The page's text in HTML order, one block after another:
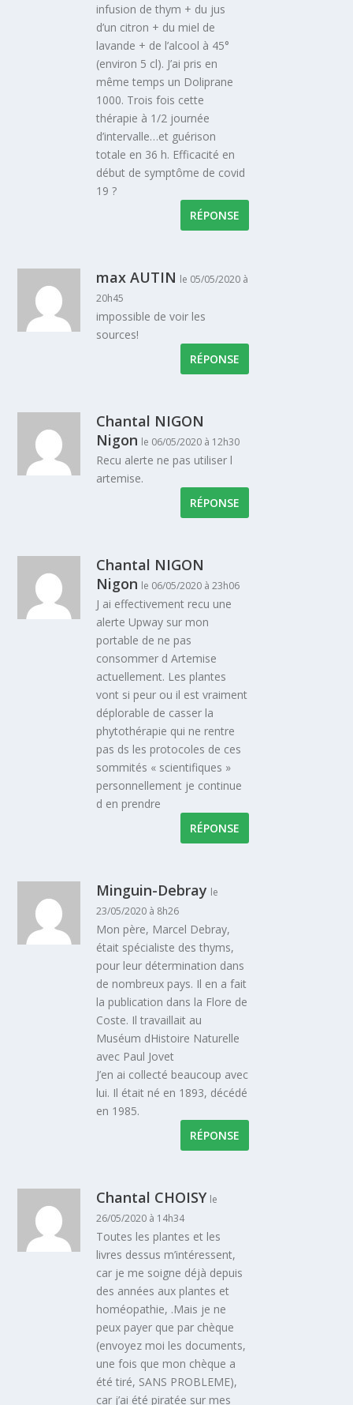
infusion de thym + du jus
d’un citron + du miel de
lavande + de l’alcool à 45°
(environ 5 cl). J’ai pris en
même temps un Doliprane
1000. Trois fois cette
thérapie à 1/2 journée
d’intervalle…et guérison
totale en 36 h. Efficacité en
début de symptôme de covid
19 ?
RÉPONSE
max AUTIN le 05/05/2020 à
20h45
impossible de voir les
sources!
RÉPONSE
Chantal NIGON
Nigon le 06/05/2020 à 12h30
Recu alerte ne pas utiliser l
artemise.
RÉPONSE
Chantal NIGON
Nigon le 06/05/2020 à 23h06
J ai effectivement recu une
alerte Upway sur mon
portable de ne pas
consommer d Artemise
actuellement. Les plantes
vont si peur ou il est vraiment
déplorable de casser la
phytothérapie qui ne rentre
pas ds les protocoles de ces
sommités « scientifiques »
personnellement je continue
d en prendre
RÉPONSE
Minguin-Debray le
23/05/2020 à 8h26
Mon père, Marcel Debray,
était spécialiste des thyms,
pour leur détermination dans
de nombreux pays. Il en a fait
la publication dans la Flore de
Coste. Il travaillait au
Muséum dHistoire Naturelle
avec Paul Jovet
J’en ai collecté beaucoup avec
lui. Il était né en 1893, décédé
en 1985.
RÉPONSE
Chantal CHOISY le
26/05/2020 à 14h34
Toutes les plantes et les
livres dessus m’intéressent,
car je me soigne déjà depuis
des années aux plantes et
homéopathie, .Mais je ne
peux payer que par chèque
(envoyez moi les documents,
une fois que mon chèque a
été tiré, SANS PROBLEME),
car j’ai été piratée sur mes